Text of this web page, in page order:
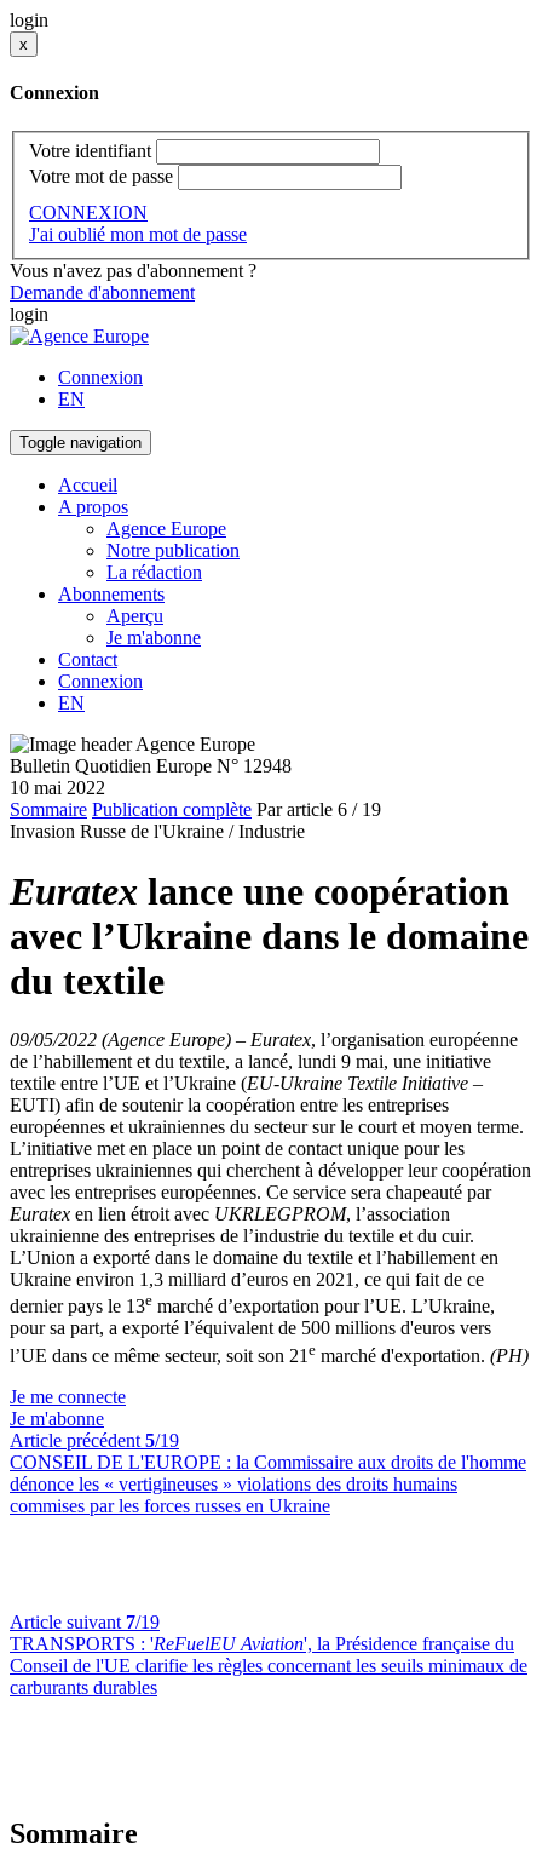
login
x
Connexion
Votre identifiant
Votre mot de passe
CONNEXION
J'ai oublié mon mot de passe
Vous n'avez pas d'abonnement ?
Demande d'abonnement
login
Connexion
EN
Toggle navigation
Accueil
A propos
Agence Europe
Notre publication
La rédaction
Abonnements
Aperçu
Je m'abonne
Contact
Connexion
EN
Bulletin Quotidien Europe N° 12948
10 mai 2022
Sommaire Publication complète Par article 6 / 19
Invasion Russe de l'Ukraine / Industrie
Euratex lance une coopération
avec l’Ukraine dans le domaine
du textile
09/05/2022 (Agence Europe) – Euratex, l’organisation européenne
de l’habillement et du textile, a lancé, lundi 9 mai, une initiative
textile entre l’UE et l’Ukraine (EU-Ukraine Textile Initiative –
EUTI) afin de soutenir la coopération entre les entreprises
européennes et ukrainiennes du secteur sur le court et moyen terme.
L’initiative met en place un point de contact unique pour les
entreprises ukrainiennes qui cherchent à développer leur coopération
avec les entreprises européennes. Ce service sera chapeauté par
Euratex en lien étroit avec UKRLEGPROM, l’association
ukrainienne des entreprises de l’industrie du textile et du cuir.
L’Union a exporté dans le domaine du textile et l’habillement en
Ukraine environ 1,3 milliard d’euros en 2021, ce qui fait de ce
dernier pays le 13e marché d’exportation pour l’UE. L’Ukraine,
pour sa part, a exporté l’équivalent de 500 millions d'euros vers
l’UE dans ce même secteur, soit son 21 e marché d'exportation. (PH)
Je me connecte
Je m'abonne
Article précédent 5/19
CONSEIL DE L'EUROPE : la Commissaire aux droits de l'homme
dénonce les « vertigineuses » violations des droits humains
commises par les forces russes en Ukraine
Article suivant 7/19
TRANSPORTS : 'ReFuelEU Aviation', la Présidence française du
Conseil de l'UE clarifie les règles concernant les seuils minimaux de
carburants durables
Sommaire